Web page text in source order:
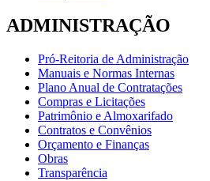
ADMINISTRAÇÃO
Pró-Reitoria de Administração
Manuais e Normas Internas
Plano Anual de Contratações
Compras e Licitações
Patrimônio e Almoxarifado
Contratos e Convênios
Orçamento e Finanças
Obras
Transparência